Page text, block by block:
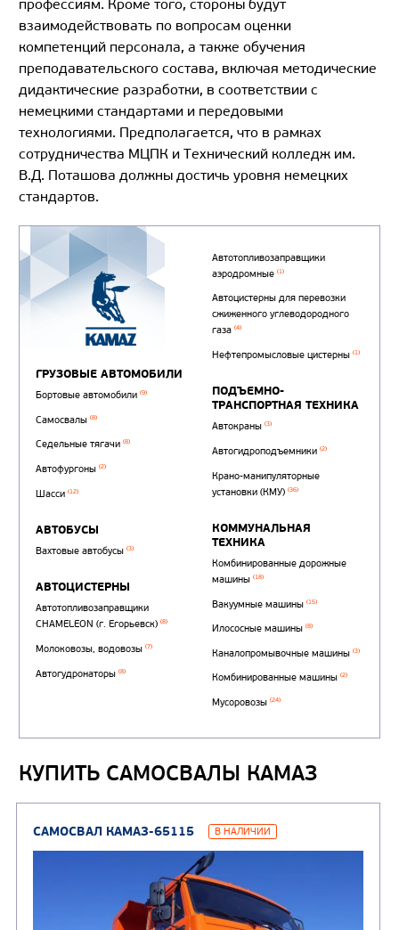
профессиям. Кроме того, стороны будут
взаимодействовать по вопросам оценки
компетенций персонала, а также обучения
преподавательского состава, включая методические
дидактические разработки, в соответствии с
немецкими стандартами и передовыми
технологиями. Предполагается, что в рамках
сотрудничества МЦПК и Технический колледж им.
В.Д. Поташова должны достичь уровня немецких
стандартов.
КУПИТЬ САМОСВАЛЫ КАМАЗ